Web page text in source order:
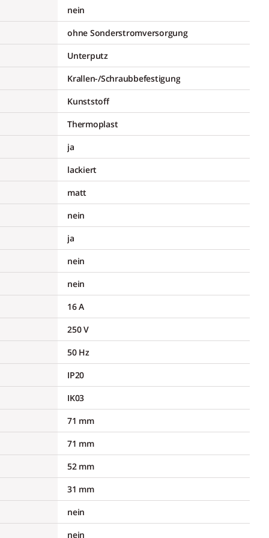
nein
ohne Sonderstromversorgung
Unterputz
Krallen-/Schraubbefestigung
Kunststoff
Thermoplast
ja
lackiert
matt
nein
ja
nein
nein
16 A
250 V
50 Hz
IP20
IK03
71 mm
71 mm
52 mm
31 mm
nein
nein